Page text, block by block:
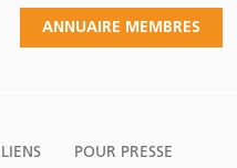
ANNUAIRE MEMBRES
LIENS POUR PRESSE